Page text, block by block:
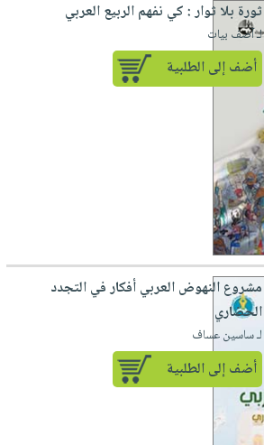
ثورة بلا ثوار : كي نفهم الربيع العربي
لـ آصف بيات
أضف إلى الطلبية
مشروع النهوض العربي أفكار في التجدد
الحضاري
لـ ساسين عساف
أضف إلى الطلبية